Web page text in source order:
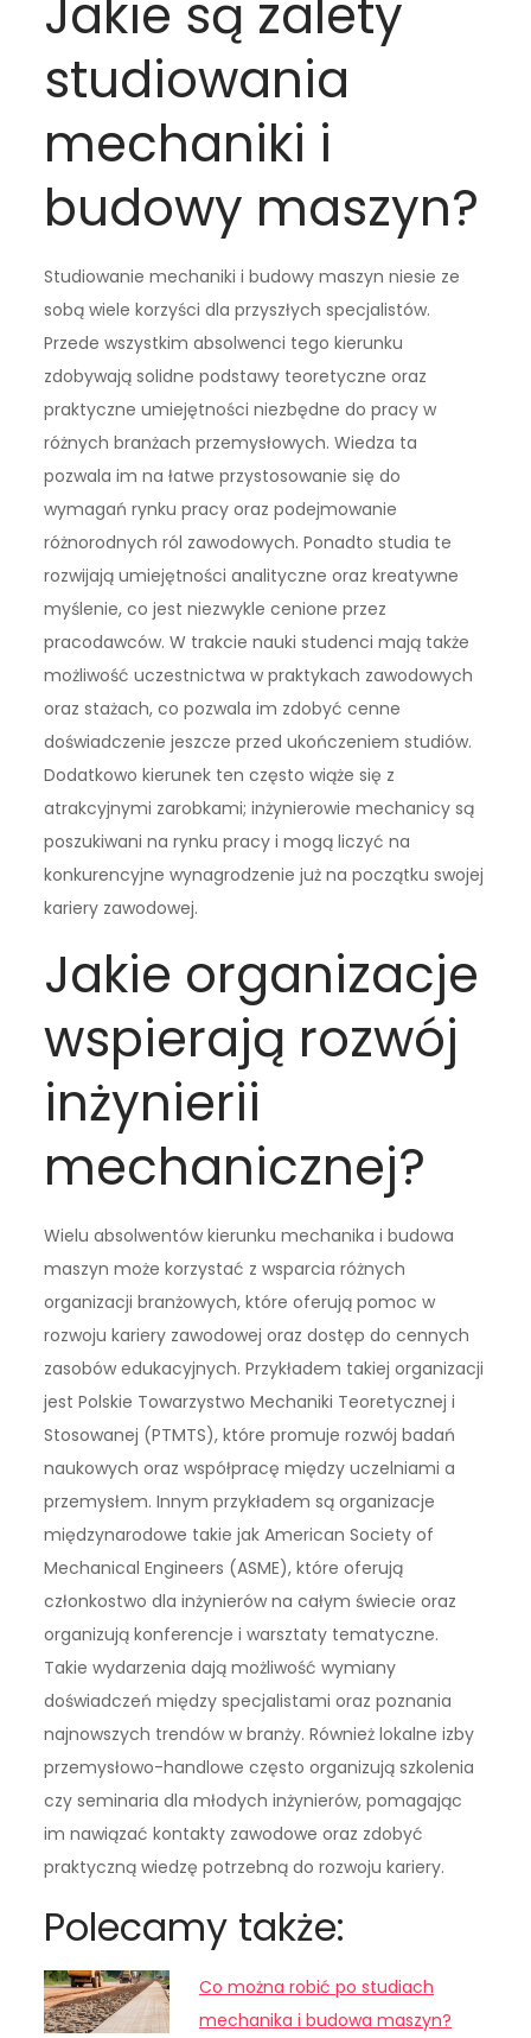
Jakie są zalety
studiowania
mechaniki i
budowy maszyn?
Studiowanie mechaniki i budowy maszyn niesie ze
sobą wiele korzyści dla przyszłych specjalistów.
Przede wszystkim absolwenci tego kierunku
zdobywają solidne podstawy teoretyczne oraz
praktyczne umiejętności niezbędne do pracy w
różnych branżach przemysłowych. Wiedza ta
pozwala im na łatwe przystosowanie się do
wymagań rynku pracy oraz podejmowanie
różnorodnych ról zawodowych. Ponadto studia te
rozwijają umiejętności analityczne oraz kreatywne
myślenie, co jest niezwykle cenione przez
pracodawców. W trakcie nauki studenci mają także
możliwość uczestnictwa w praktykach zawodowych
oraz stażach, co pozwala im zdobyć cenne
doświadczenie jeszcze przed ukończeniem studiów.
Dodatkowo kierunek ten często wiąże się z
atrakcyjnymi zarobkami; inżynierowie mechanicy są
poszukiwani na rynku pracy i mogą liczyć na
konkurencyjne wynagrodzenie już na początku swojej
kariery zawodowej.
Jakie organizacje
wspierają rozwój
inżynierii
mechanicznej?
Wielu absolwentów kierunku mechanika i budowa
maszyn może korzystać z wsparcia różnych
organizacji branżowych, które oferują pomoc w
rozwoju kariery zawodowej oraz dostęp do cennych
zasobów edukacyjnych. Przykładem takiej organizacji
jest Polskie Towarzystwo Mechaniki Teoretycznej i
Stosowanej (PTMTS), które promuje rozwój badań
naukowych oraz współpracę między uczelniami a
przemysłem. Innym przykładem są organizacje
międzynarodowe takie jak American Society of
Mechanical Engineers (ASME), które oferują
członkostwo dla inżynierów na całym świecie oraz
organizują konferencje i warsztaty tematyczne.
Takie wydarzenia dają możliwość wymiany
doświadczeń między specjalistami oraz poznania
najnowszych trendów w branży. Również lokalne izby
przemysłowo-handlowe często organizują szkolenia
czy seminaria dla młodych inżynierów, pomagając
im nawiązać kontakty zawodowe oraz zdobyć
praktyczną wiedzę potrzebną do rozwoju kariery.
Polecamy także:
Co można robić po studiach
mechanika i budowa maszyn?